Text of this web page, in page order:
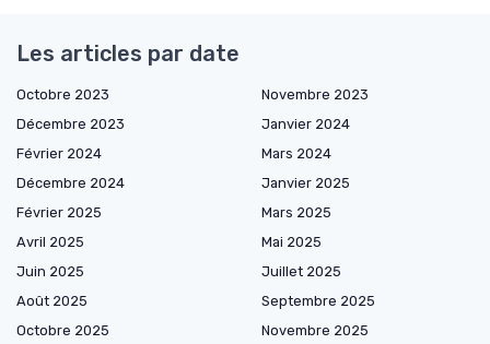
Les articles par date
Octobre 2023
Novembre 2023
Décembre 2023
Janvier 2024
Février 2024
Mars 2024
Décembre 2024
Janvier 2025
Février 2025
Mars 2025
Avril 2025
Mai 2025
Juin 2025
Juillet 2025
Août 2025
Septembre 2025
Octobre 2025
Novembre 2025